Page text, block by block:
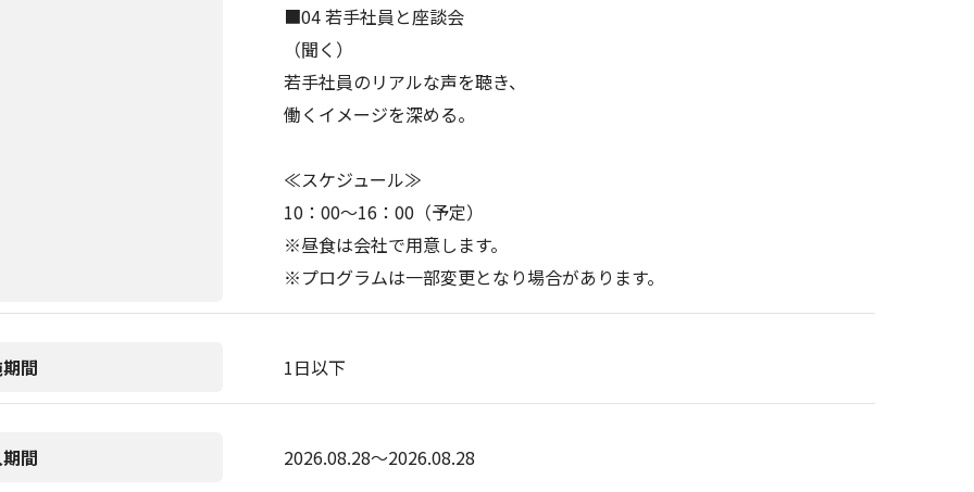
■04 若手社員と座談会
（聞く）
若手社員のリアルな声を聴き、
働くイメージを深める。
≪スケジュール≫
10：00～16：00（予定）
※昼食は会社で用意します。
※プログラムは一部変更となり場合があります。
間 1日以下
間 2026.08.28〜2026.08.28